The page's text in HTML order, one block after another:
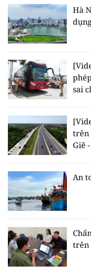
Đồng bằng sông
Chuyên trang Hà Nội
CHUYÊN ĐỀ
CÁC CHUYÊN TRANG
VỀ BÁO NHÂN DÂN
THỜI NAY
NHÂN DÂN CUỐI
NHÂN DÂN HẰNG
ĐỌC BÁO IN
Hà
sai
trên
Giẽ
An
trên